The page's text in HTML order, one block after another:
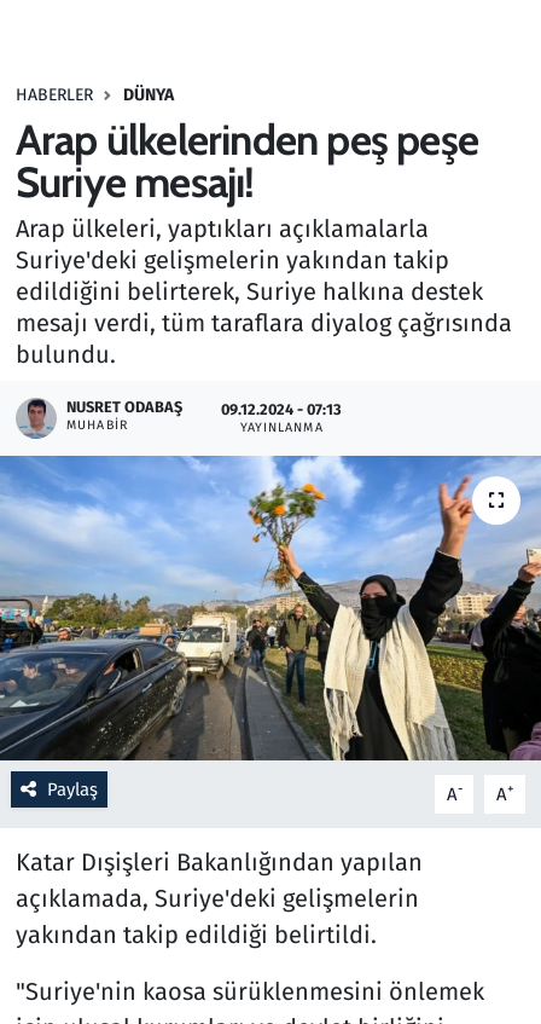
HABERLER DÜNYA
Arap ülkelerinden peş peşe
Suriye mesajı!
Arap ülkeleri, yaptıkları açıklamalarla
Suriye'deki gelişmelerin yakından takip
edildiğini belirterek, Suriye halkına destek
mesajı verdi, tüm taraflara diyalog çağrısında
bulundu.
NUSRET ODABAŞ
MUHABIR
09.12.2024 - 07:13
YAYINLANMA
Paylaş A- A+
Katar Dışişleri Bakanlığından yapılan
açıklamada, Suriye'deki gelişmelerin
yakından takip edildiği belirtildi.
"Suriye'nin kaosa sürüklenmesini önlemek
Haber
Kültür Sanat
Kurumsal Haberler
Lezzet Durağı
Memur ve Kamu
Otomobil
Oyun
Ramazan
Resmi İlanlar
Rüya Tabirleri
Sağlık
Savunma Sanayi
Spor